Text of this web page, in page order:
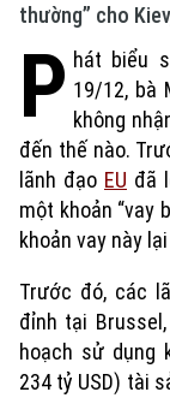
thường” cho
P hát biểu
19/12, bà
không
đến thế nào.
lãnh đạo EU đã
một khoản “vay
khoản vay này
Trước đó, các
đỉnh tại
hoạch sử dụng
234 tỷ USD) tài